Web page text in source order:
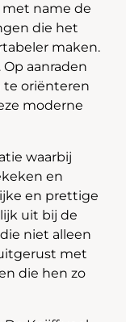
name de
die het
maken.
aanraden
te oriënteren
moderne
waarbij
en
en prettige
uit bij de
niet alleen
met
die hen zo